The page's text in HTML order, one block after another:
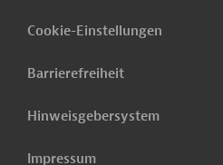
Cookie-Einstellungen
Barrierefreiheit
Hinweisgebersystem
Impressum